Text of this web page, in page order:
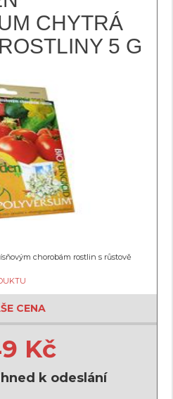
CHYTRÁ
5 G
chorobám rostlin s růstově
CENA
Kč
k odeslání